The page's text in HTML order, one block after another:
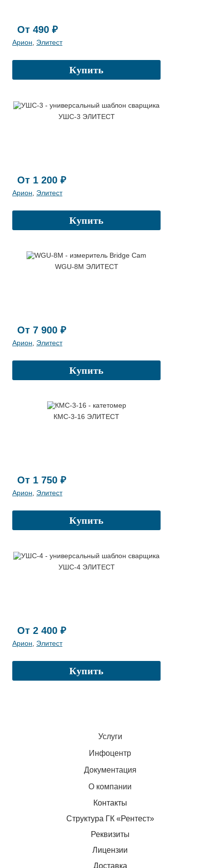
От 490 ₽
Арион, Элитест
Купить
УШС-3 ЭЛИТЕСТ
От 1 200 ₽
Арион Элитест
Купить
WGU-8M ЭЛИТЕСТ
От 7 900 ₽
Арион Элитест
Купить
КМС-3-16 ЭЛИТЕСТ
От 1 750 ₽
Арион, Элитест
Купить
УШС-4 ЭЛИТЕСТ
От 2 400 ₽
Арион Элитест
Купить
Услуги
Инфоцентр
Документация
О компании
Контакты
Структура ГК «Рентест»
Реквизиты
Лицензии
Доставка